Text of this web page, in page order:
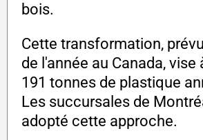
bois.
Cette transformation,
de l'année au Canada, vise
191 tonnes de plastique
Les succursales de
adopté cette approche.